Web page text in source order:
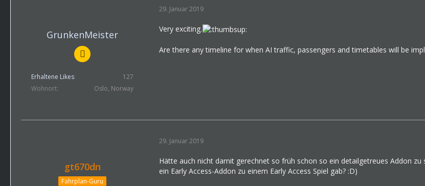
GrunkenMeister
Erhaltene Likes
127
Wohnort
Oslo, Norway
29. Januar 2019
Very exciting.
Are there any timeline for when AI traffic, passengers and timetables will be
gt670dn
Fahrplan-Guru
29. Januar 2019
Hätte auch nicht damit gerechnet so früh schon so ein detailgetreues Addon
ein Early Access-Addon zu einem Early Access Spiel gab? :D)